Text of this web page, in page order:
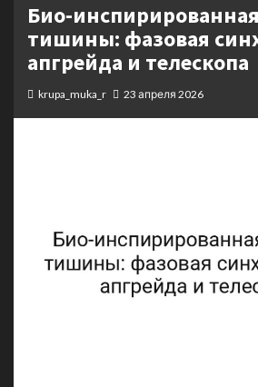
Био-
тишины: фазовая
апгрейда и телескопа
krupa_muka_r 23 апреля 2026